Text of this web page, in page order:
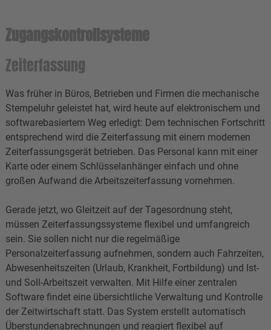
Zugangskontrollsysteme
Zeiterfassung
Was früher in Büros, Betrieben und Firmen die mechanische
Stempeluhr geleistet hat, wird heute auf elektronischem und
softwarebasiertem Weg erledigt: Dem technischen Fortschritt
entsprechend wird die Zeiterfassung mit einem modernen
Zeiterfassungsgerät betrieben. Das Personal kann mit einer
Karte oder einem Schlüsselanhänger einfach und ohne
großen Aufwand die Arbeitszeiterfassung vornehmen.
Gerade jetzt, wo Gleitzeit auf der Tagesordnung steht,
müssen Zeiterfassungssysteme flexibel und umfangreich
sein. Sie sollen nicht nur die regelmäßige
Personalzeiterfassung aufnehmen, sondern auch Fahrzeiten,
Abwesenheitszeiten (Urlaub, Krankheit, Fortbildung) und Ist-
und Soll-Arbeitszeit verwalten. Mit Hilfe einer zentralen
Software findet eine übersichtliche Verwaltung und Kontrolle
der Zeitwirtschaft statt. Das System erstellt automatisch
Überstundenabrechnungen und reagiert flexibel auf